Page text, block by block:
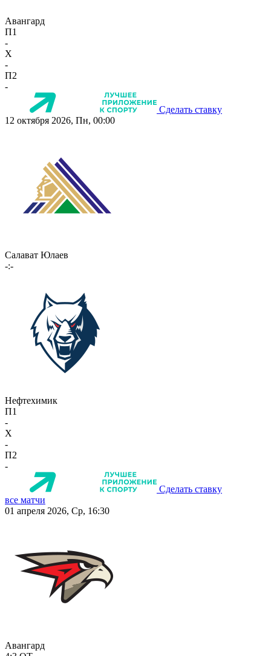
Авангард
П1
-
X
-
П2
-
Сделать ставку
12 октября 2026, Пн, 00:00
Салават Юлаев
-:-
Нефтехимик
П1
-
X
-
П2
-
Сделать ставку
все матчи
01 апреля 2026, Ср, 16:30
Авангард